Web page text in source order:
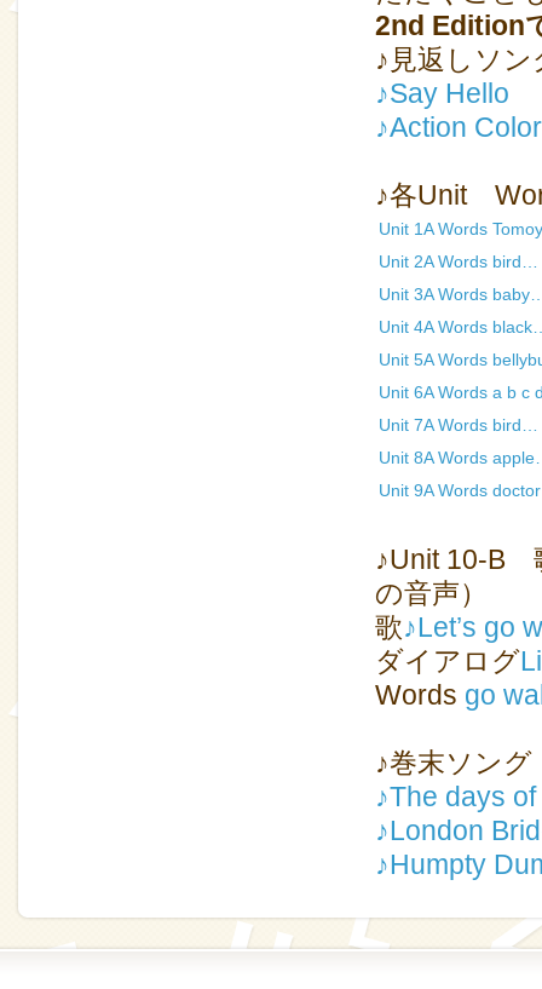
2nd Edition
♪見返しソン
♪Say Hello
♪Action
♪各Unit
Unit 1A Words
Unit 2A Words bird…
Unit 3A Words
Unit 4A Words
Unit 5A Words
Unit 6A Words a b
Unit 7A Words bird…
Unit 8A Words
Unit 9A Words
♪Unit 10-B
の音声）
歌♪Let’s go
ダイアログ
Words go
♪巻末ソング
♪The days
♪London
♪Humpty